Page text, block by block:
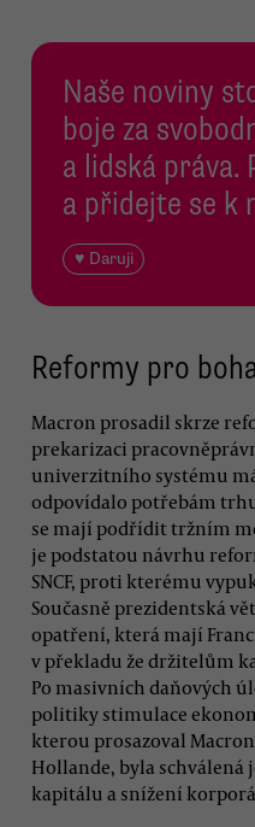
Naše noviny
boje za
a lidská práva.
a přidejte se k
♥ Daruji
Reformy pro
Macron prosadil skrze
prekarizaci
univerzitního systému
odpovídalo potřebám
se mají podřídit tržním
je podstatou návrhu
SNCF, proti kterému
Současně prezidentská
opatření, která mají
v překladu že držitelům
Po masivních daňových
politiky stimulace
kterou prosazoval
Hollande, byla schválená
kapitálu a snížení